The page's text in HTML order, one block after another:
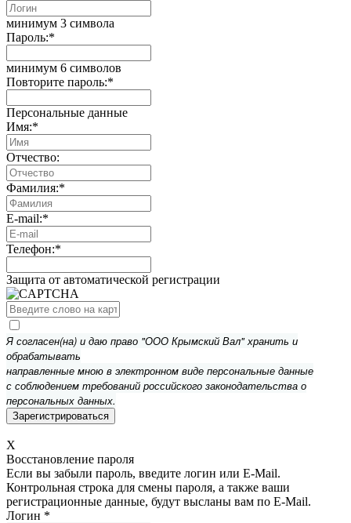
минимум 3 символа
Пароль:*
минимум 6 символов
Повторите пароль:*
Персональные данные
Имя:*
Отчество:
Фамилия:*
E-mail:*
Телефон:*
Защита от автоматической регистрации
Я согласен(на) и даю право "ООО Крымский Вал" хранить и
обрабатывать
направленные мною в электронном виде персональные данные
с соблюдением требований российского законодательства о
персональных данных.
X
Восстановление пароля
Если вы забыли пароль, введите логин или E-Mail.
Контрольная строка для смены пароля, а также ваши
регистрационные данные, будут высланы вам по E-Mail.
Логин *